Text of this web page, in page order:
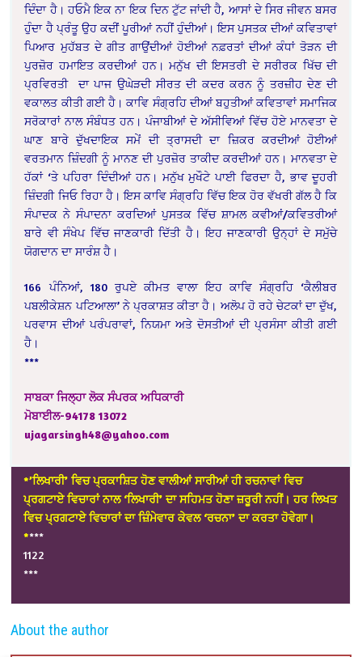
ਦਿੰਦਾ ਹੈ। ਹਓਮੈ ਇਕ ਨਾ ਇਕ ਦਿਨ ਟੁੱਟ ਜਾਂਦੀ ਹੈ, ਆਸਾਂ ਦੇ ਸਿਰ ਜੀਵਨ ਬਸਰ
ਹੁੰਦਾ ਹੈ ਪ੍ਰੰਤੂ ਉਹ ਕਦੀਂ ਪੂਰੀਆਂ ਨਹੀਂ ਹੁੰਦੀਆਂ। ਇਸ ਪੁਸਤਕ ਦੀਆਂ ਕਵਿਤਾਵਾਂ
ਪਿਆਰ ਮੁਹੱਬਤ ਦੇ ਗੀਤ ਗਾਉਂਦੀਆਂ ਹੋਈਆਂ ਨਫ਼ਰਤਾਂ ਦੀਆਂ ਕੰਧਾਂ ਤੋੜਨ ਦੀ
ਪੁਰਜ਼ੋਰ ਹਮਾਇਤ ਕਰਦੀਆਂ ਹਨ। ਮਨੁੱਖ ਦੀ ਇਸਤਰੀ ਦੇ ਸਰੀਰਕ ਖਿੱਚ ਦੀ
ਪ੍ਰਵਿਰਤੀ ਦਾ ਪਾਜ ਉਘੇੜਦੀ ਸੀਰਤ ਦੀ ਕਦਰ ਕਰਨ ਨੂੰ ਤਰਜ਼ੀਹ ਦੇਣ ਦੀ
ਵਕਾਲਤ ਕੀਤੀ ਗਈ ਹੈ। ਕਾਵਿ ਸੰਗ੍ਰਹਿ ਦੀਆਂ ਬਹੁਤੀਆਂ ਕਵਿਤਾਵਾਂ ਸਮਾਜਿਕ
ਸਰੋਕਾਰਾਂ ਨਾਲ ਸੰਬੰਧਤ ਹਨ। ਪੰਜਾਬੀਆਂ ਦੇ ਅੱਸੀਵਿਆਂ ਵਿੱਚ ਹੋਏ ਮਾਨਵਤਾ ਦੇ
ਘਾਣ ਬਾਰੇ ਦੁੱਖਦਾਇਕ ਸਮੇਂ ਦੀ ਤ੍ਰਾਸਦੀ ਦਾ ਜ਼ਿਕਰ ਕਰਦੀਆਂ ਹੋਈਆਂ
ਵਰਤਮਾਨ ਜ਼ਿੰਦਗੀ ਨੂੰ ਮਾਨਣ ਦੀ ਪੁਰਜ਼ੋਰ ਤਾਕੀਦ ਕਰਦੀਆਂ ਹਨ। ਮਾਨਵਤਾ ਦੇ
ਹੱਕਾਂ ‘ਤੇ ਪਹਿਰਾ ਦਿੰਦੀਆਂ ਹਨ। ਮਨੁੱਖ ਮੁਖੌਟੇ ਪਾਈ ਫਿਰਦਾ ਹੈ, ਭਾਵ ਦੂਹਰੀ
ਜ਼ਿੰਦਗੀ ਜਿਓ ਰਿਹਾ ਹੈ। ਇਸ ਕਾਵਿ ਸੰਗ੍ਰਹਿ ਵਿੱਚ ਇਕ ਹੋਰ ਵੱਖਰੀ ਗੱਲ ਹੈ ਕਿ
ਸੰਪਾਦਕ ਨੇ ਸੰਪਾਦਨਾ ਕਰਦਿਆਂ ਪੁਸਤਕ ਵਿੱਚ ਸ਼ਾਮਲ ਕਵੀਆਂ/ਕਵਿਤਰੀਆਂ
ਬਾਰੇ ਵੀ ਸੰਖੇਪ ਵਿੱਚ ਜਾਣਕਾਰੀ ਦਿੱਤੀ ਹੈ। ਇਹ ਜਾਣਕਾਰੀ ਉਨ੍ਹਾਂ ਦੇ ਸਮੁੱਚੇ
ਯੋਗਦਾਨ ਦਾ ਸਾਰੰਸ਼ ਹੈ।
166 ਪੰਨਿਆਂ, 180 ਰੁਪਏ ਕੀਮਤ ਵਾਲਾ ਇਹ ਕਾਵਿ ਸੰਗ੍ਰਹਿ ‘ਕੈਲੀਬਰ
ਪਬਲੀਕੇਸ਼ਨ ਪਟਿਆਲਾ’ ਨੇ ਪ੍ਰਕਾਸ਼ਤ ਕੀਤਾ ਹੈ। ਅਲੋਪ ਹੋ ਰਹੇ ਚੇਟਕਾਂ ਦਾ ਦੁੱਖ,
ਪਰਵਾਸ ਦੀਆਂ ਪਰੰਪਰਾਵਾਂ, ਨਿਯਮਾ ਅਤੇ ਦੋਸਤੀਆਂ ਦੀ ਪ੍ਰਸੰਸਾ ਕੀਤੀ ਗਈ
ਹੈ।
***
ਸਾਬਕਾ ਜਿਲ੍ਹਾ ਲੋਕ ਸੰਪਰਕ ਅਧਿਕਾਰੀ
ਮੋਬਾਈਲ-94178 13072
ujagarsingh48@yahoo.com
*’ਲਿਖਾਰੀ’ ਵਿਚ ਪ੍ਰਕਾਸ਼ਿਤ ਹੋਣ ਵਾਲੀਆਂ ਸਾਰੀਆਂ ਹੀ ਰਚਨਾਵਾਂ ਵਿਚ
ਪ੍ਰਗਟਾਏ ਵਿਚਾਰਾਂ ਨਾਲ ‘ਲਿਖਾਰੀ’ ਦਾ ਸਹਿਮਤ ਹੋਣਾ ਜ਼ਰੂਰੀ ਨਹੀਂ। ਹਰ ਲਿਖਤ
ਵਿਚ ਪ੍ਰਗਟਾਏ ਵਿਚਾਰਾਂ ਦਾ ਜ਼ਿੰਮੇਵਾਰ ਕੇਵਲ ‘ਰਚਨਾ’ ਦਾ ਕਰਤਾ ਹੋਵੇਗਾ।
****
1122
***
About the author